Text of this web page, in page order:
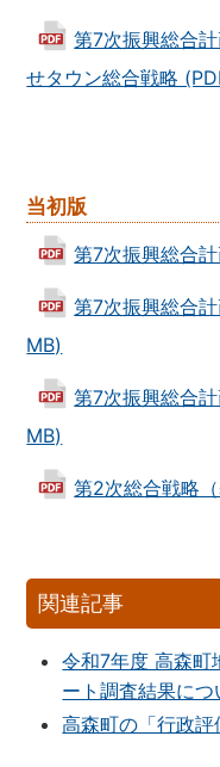
第7次振興総合
せタウン総合戦略
当初版
第7次振興総合
第7次振興総合
MB)
第7次振興総合
MB)
第2次総合戦略
関連記事
令和7年度 高森町
ート調査結果につ
高森町の「行政評